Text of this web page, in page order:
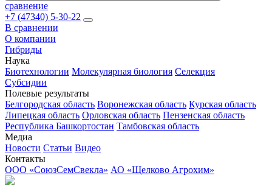
сравнение
+7 (47340) 5-30-22
В сравнении
О компании
Гибриды
Наука
Биотехнологии Молекулярная биология Селекция
Субсидии
Полевые результаты
Белгородская область Воронежская область Курская область
Липецкая область Орловская область Пензенская область
Республика Башкортостан Тамбовская область
Медиа
Новости Статьи Видео
Контакты
ООО «СоюзСемСвекла» АО «Щелково Агрохим»